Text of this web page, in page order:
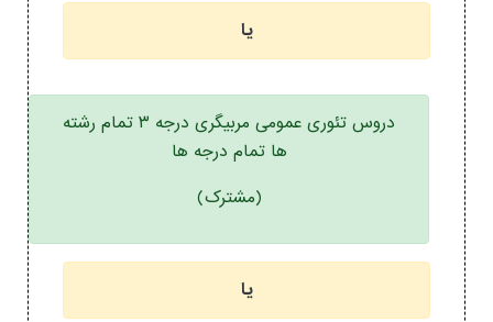
یا
دروس تئوری عمومی مربیگری درجه ۳ تمام رشته
ها تمام درجه ها
(مشترک)
یا